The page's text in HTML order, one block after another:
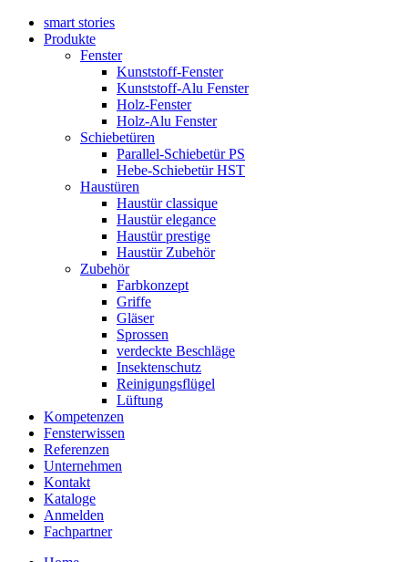
smart stories
Produkte
Fenster
Kunststoff-Fenster
Kunststoff-Alu Fenster
Holz-Fenster
Holz-Alu Fenster
Schiebetüren
Parallel-Schiebetür PS
Hebe-Schiebetür HST
Haustüren
Haustür classique
Haustür elegance
Haustür prestige
Haustür Zubehör
Zubehör
Farbkonzept
Griffe
Gläser
Sprossen
verdeckte Beschläge
Insektenschutz
Reinigungsflügel
Lüftung
Kompetenzen
Fensterwissen
Referenzen
Unternehmen
Kontakt
Kataloge
Anmelden
Fachpartner